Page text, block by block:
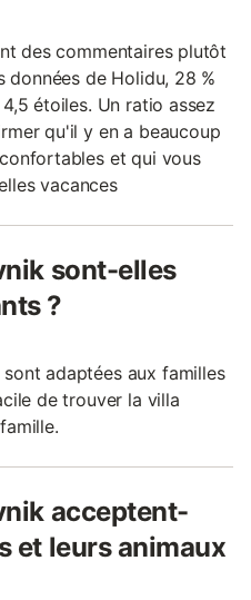
des commentaires plutôt
de Holidu, 28 %
étoiles. Un ratio assez
qu'il y en a beaucoup
et qui vous
vacances
sont-elles
?
adaptées aux familles
de trouver la villa
acceptent-
et leurs animaux